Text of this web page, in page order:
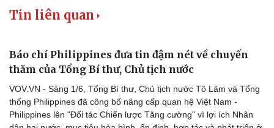
Tin liên quan
Báo chí Philippines đưa tin đậm nét về chuyến
thăm của Tổng Bí thư, Chủ tịch nước
VOV.VN - Sáng 1/6, Tổng Bí thư, Chủ tịch nước Tô Lâm và Tổng
thống Philippines đã công bố nâng cấp quan hệ Việt Nam -
Philippines lên "Đối tác Chiến lược Tăng cường" vì lợi ích Nhân